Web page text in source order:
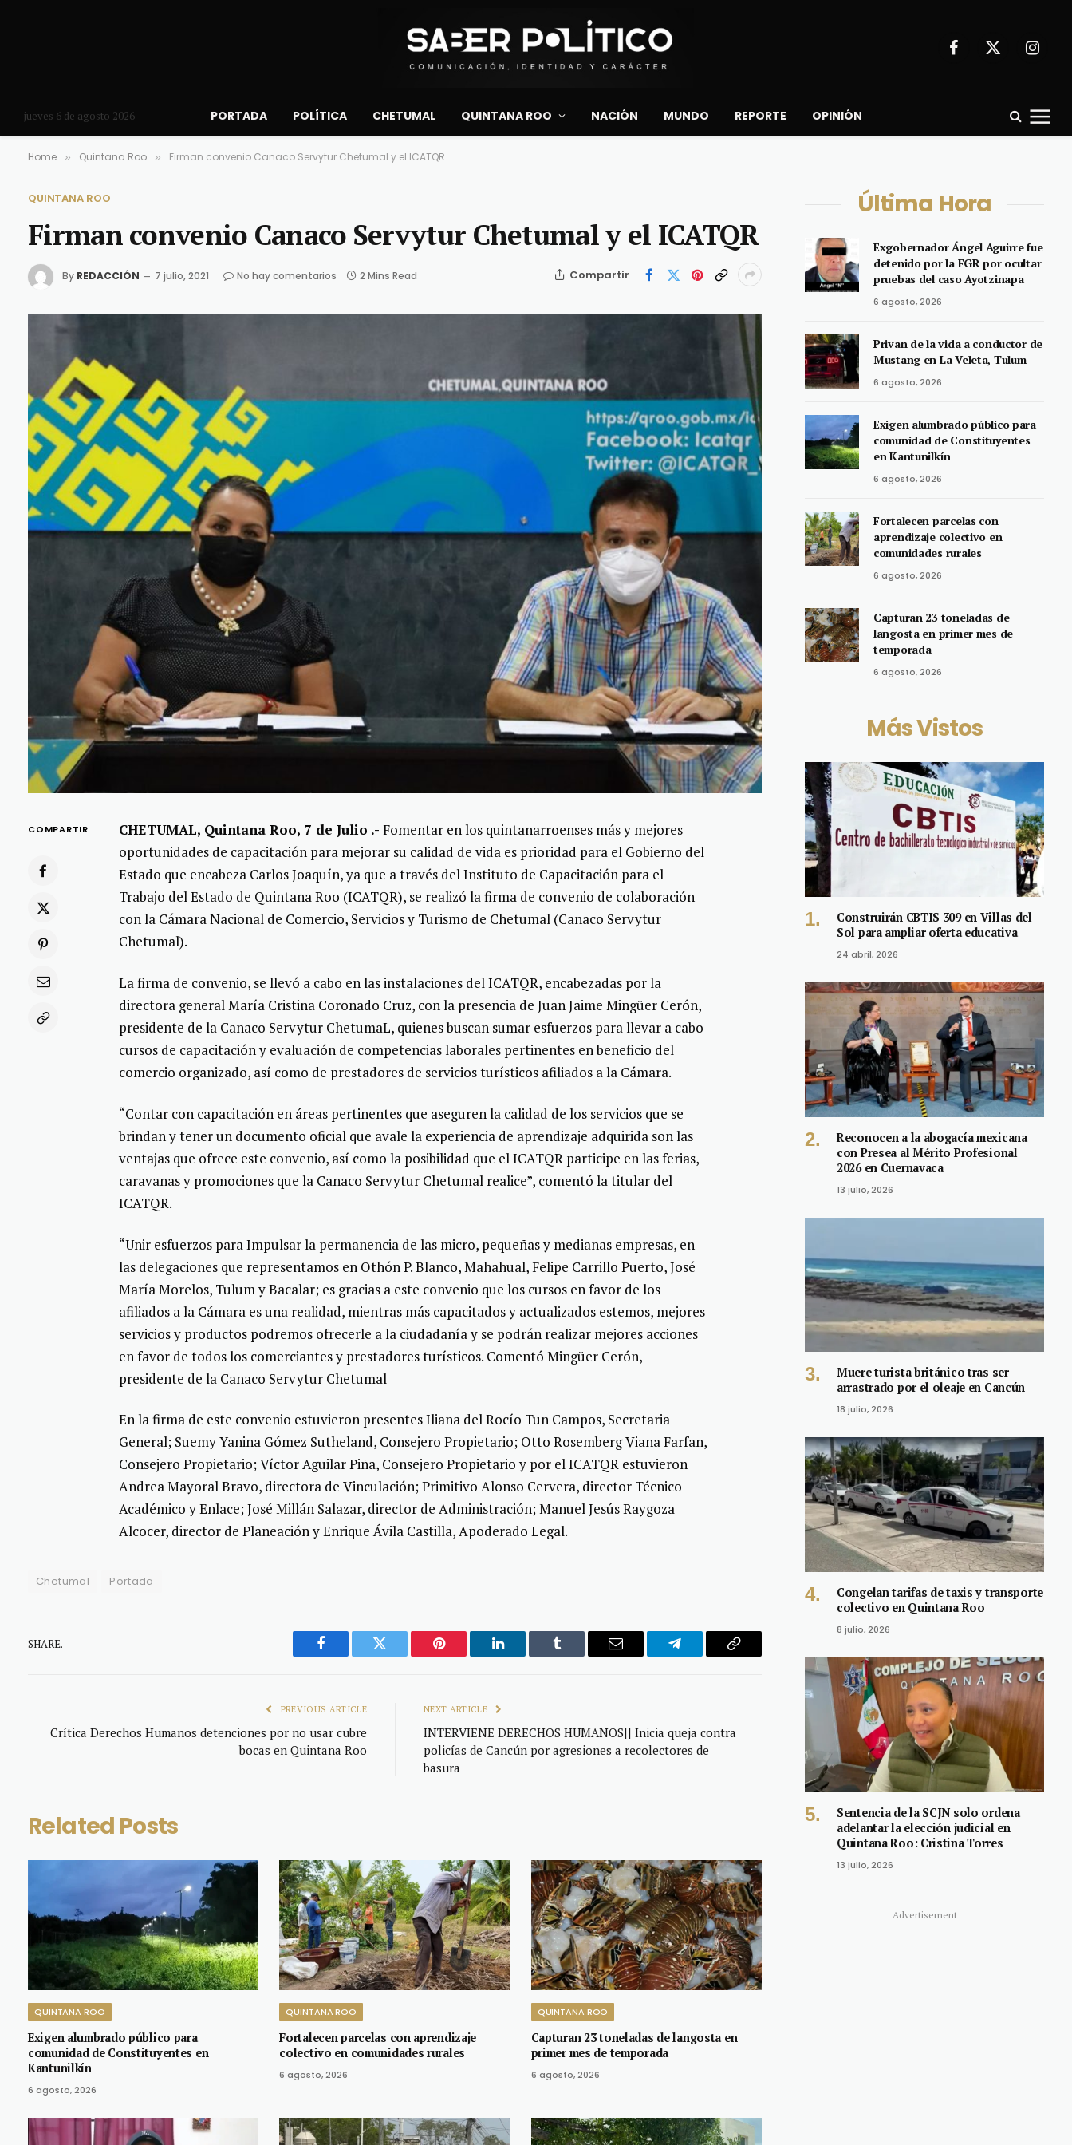
Facebook
X
jueves 6 de agosto 2026 PORTADA POLÍTICA CHETUMAL QUINTANA ROO NACIÓN MUNDO REPORTE OPINIÓN
Home » Quintana Roo » Firman convenio Canaco Servytur Chetumal y el ICATQR
QUINTANA ROO
Firman convenio Canaco Servytur Chetumal y el ICATQR
By REDACCIÓN 7 julio, 2021 No hay comentarios 2 Mins Read Compartir
COMPARTIR CHETUMAL, Quintana Roo, 7 de Julio .-Fomentar en los quintanarroenses más y mejores
oportunidades de capacitación para mejorar su calidad de vida es prioridad para el Gobierno del
Estado que encabeza Carlos Joaquín, ya que a través del Instituto de Capacitación para el
Trabajo del Estado de Quintana Roo (ICATQR), se realizó la firma de convenio de colaboración
con la Cámara Nacional de Comercio, Servicios y Turismo de Chetumal (Canaco Servytur
Chetumal).
La firma de convenio, se llevó a cabo en las instalaciones del ICATQR, encabezadas por la
directora general María Cristina Coronado Cruz, con la presencia de Juan Jaime Mingüer Cerón,
presidente de la Canaco Servytur ChetumaL, quienes buscan sumar esfuerzos para llevar a cabo
cursos de capacitación y evaluación de competencias laborales pertinentes en beneficio del
comercio organizado, así como de prestadores de servicios turísticos afiliados a la Cámara.
“Contar con capacitación en áreas pertinentes que aseguren la calidad de los servicios que se
brindan y tener un documento oficial que avale la experiencia de aprendizaje adquirida son las
ventajas que ofrece este convenio, así como la posibilidad que el ICATQR participe en las ferias,
caravanas y promociones que la Canaco Servytur Chetumal realice”, comentó la titular del
ICATQR.
“Unir esfuerzos para Impulsar la permanencia de las micro, pequeñas y medianas empresas, en
las delegaciones que representamos en Othón P. Blanco, Mahahual, Felipe Carrillo Puerto, José
María Morelos, Tulum y Bacalar; es gracias a este convenio que los cursos en favor de los
afiliados a la Cámara es una realidad, mientras más capacitados y actualizados estemos, mejores
servicios y productos podremos ofrecerle a la ciudadanía y se podrán realizar mejores acciones
en favor de todos los comerciantes y prestadores turísticos. Comentó Mingüer Cerón,
presidente de la Canaco Servytur Chetumal
En la firma de este convenio estuvieron presentes Iliana del Rocío Tun Campos, Secretaria
General; Suemy Yanina Gómez Sutheland, Consejero Propietario; Otto Rosemberg Viana Farfan,
Consejero Propietario; Víctor Aguilar Piña, Consejero Propietario y por el ICATQR estuvieron
Andrea Mayoral Bravo, directora de Vinculación; Primitivo Alonso Cervera, director Técnico
Académico y Enlace; José Millán Salazar, director de Administración; Manuel Jesús Raygoza
Alcocer, director de Planeación y Enrique Ávila Castilla, Apoderado Legal.
Chetumal Portada
SHARE.
Facebook Twitter Pinterest LinkedIn Tumblr Email Telegram Copy
PREVIOUS ARTICLE
Crítica Derechos Humanos detenciones por no usar cubre
bocas en Quintana Roo
NEXT ARTICLE
INTERVIENE DERECHOS HUMANOS|| Inicia queja contra
policías de Cancún por agresiones a recolectores de
basura
Related Posts
QUINTANA ROO
Exigen alumbrado público para
comunidad de Constituyentes en
Kantunilkín
6 agosto, 2026
QUINTANA ROO
Fortalecen parcelas con aprendizaje
colectivo en comunidades rurales
6 agosto, 2026
QUINTANA ROO
Capturan 23 toneladas de langosta en
primer mes de temporada
6 agosto, 2026
Última Hora
Exgobernador Ángel Aguirre fue
detenido por la FGR por ocultar
pruebas del caso Ayotzinapa
6 agosto, 2026
Privan de la vida a conductor de
Mustang en La Veleta, Tulum
6 agosto, 2026
Exigen alumbrado público para
comunidad de Constituyentes
en Kantunilkín
6 agosto, 2026
Fortalecen parcelas con
aprendizaje colectivo en
comunidades rurales
6 agosto, 2026
Capturan 23 toneladas de
langosta en primer mes de
temporada
6 agosto, 2026
Más Vistos
Construirán CBTIS 309 en Villas del
Sol para ampliar oferta educativa
24 abril, 2026
Reconocen a la abogacía mexicana
con Presea al Mérito Profesional
2026 en Cuernavaca
13 julio, 2026
Muere turista británico tras ser
arrastrado por el oleaje en Cancún
18 julio, 2026
Congelan tarifas de taxis y transporte
colectivo en Quintana Roo
8 julio, 2026
Sentencia de la SCJN solo ordena
adelantar la elección judicial en
Quintana Roo: Cristina Torres
13 julio, 2026
Advertisement